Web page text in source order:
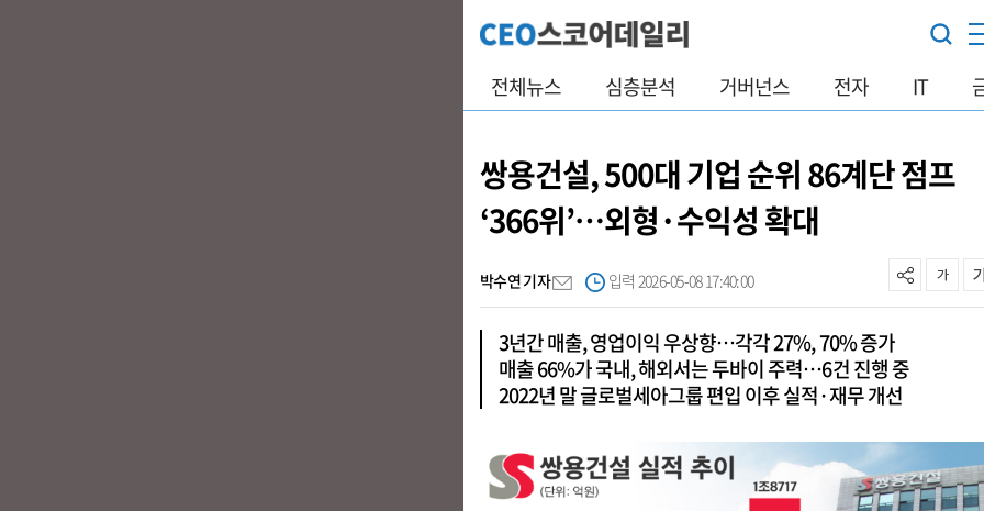
전체뉴스 심층분석 거버넌스 전자 IT
쌍용건설, 500대 기업 순위 86계단 점프
‘366위’…외형·수익성 확대
박수연 기자 입력 2026-05-08 17:40:00
3년간 매출, 영업이익 우상향…각각 27%, 70% 증가
매출 66%가 국내, 해외서는 두바이 주력…6건 진행 중
2022년 말 글로벌세아그룹 편입 이후 실적·재무 개선